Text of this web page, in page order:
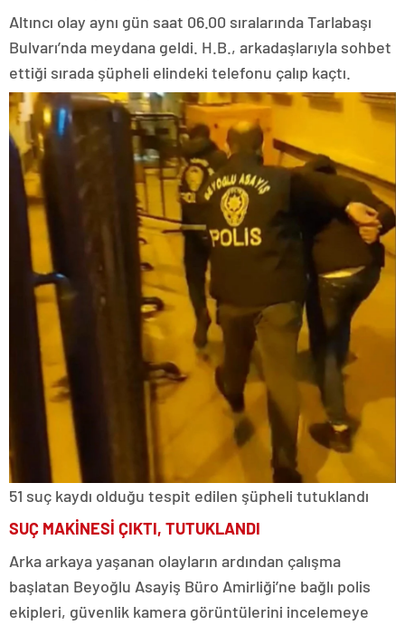
Altıncı olay aynı gün saat 06.00 sıralarında Tarlabaşı
Bulvarı’nda meydana geldi. H.B., arkadaşlarıyla sohbet
ettiği sırada şüpheli elindeki telefonu çalıp kaçtı.
51 suç kaydı olduğu tespit edilen şüpheli tutuklandı
SUÇ MAKİNESİ ÇIKTI, TUTUKLANDI
Arka arkaya yaşanan olayların ardından çalışma
başlatan Beyoğlu Asayiş Büro Amirliği’ne bağlı polis
ekipleri, güvenlik kamera görüntülerini incelemeye